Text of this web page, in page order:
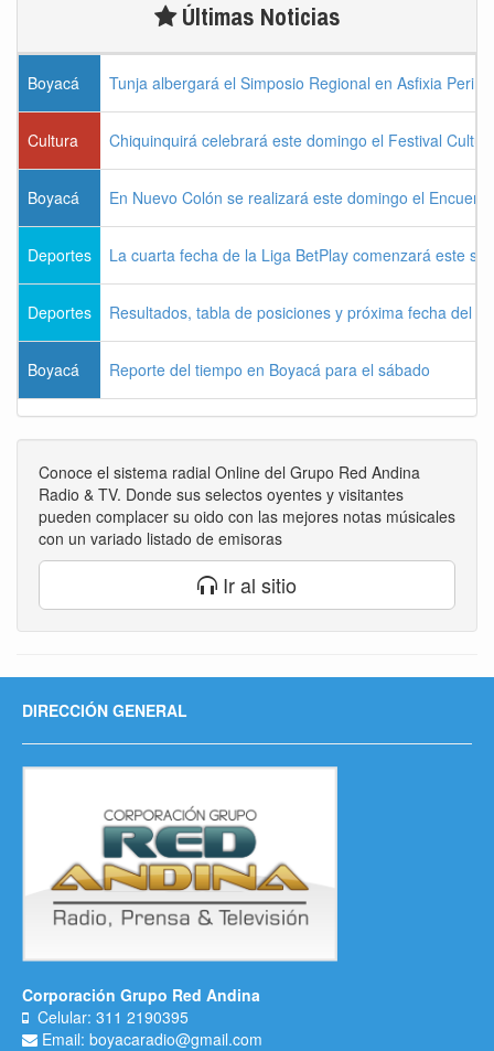
Últimas Noticias
Boyacá Tunja albergará el Simposio Regional en Asfixia
Cultura Chiquinquirá celebrará este domingo el Festival
Boyacá En Nuevo Colón se realizará este domingo el
Deportes La cuarta fecha de la Liga BetPlay comenzará este
Deportes Resultados, tabla de posiciones y próxima fecha del
Boyacá Reporte del tiempo en Boyacá para el sábado
Conoce el sistema radial Online del Grupo Red Andina
Radio & TV. Donde sus selectos oyentes y visitantes
pueden complacer su oido con las mejores notas músicales
con un variado listado de emisoras
Ir al sitio
DIRECCIÓN GENERAL
Corporación Grupo Red Andina
Celular: 311 2190395
Email: boyacaradio@gmail.com